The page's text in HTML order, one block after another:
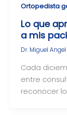
Ortopedista
Lo que
a mis
Dr. Miguel
Cada
entre
reconocer